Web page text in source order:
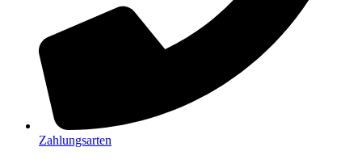
Zahlungsarten